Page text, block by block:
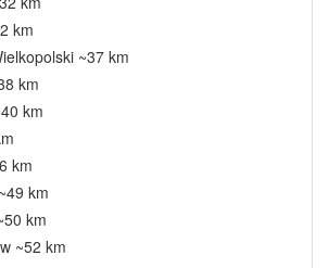
km
~37 km
km
km
km
km
km
~52 km